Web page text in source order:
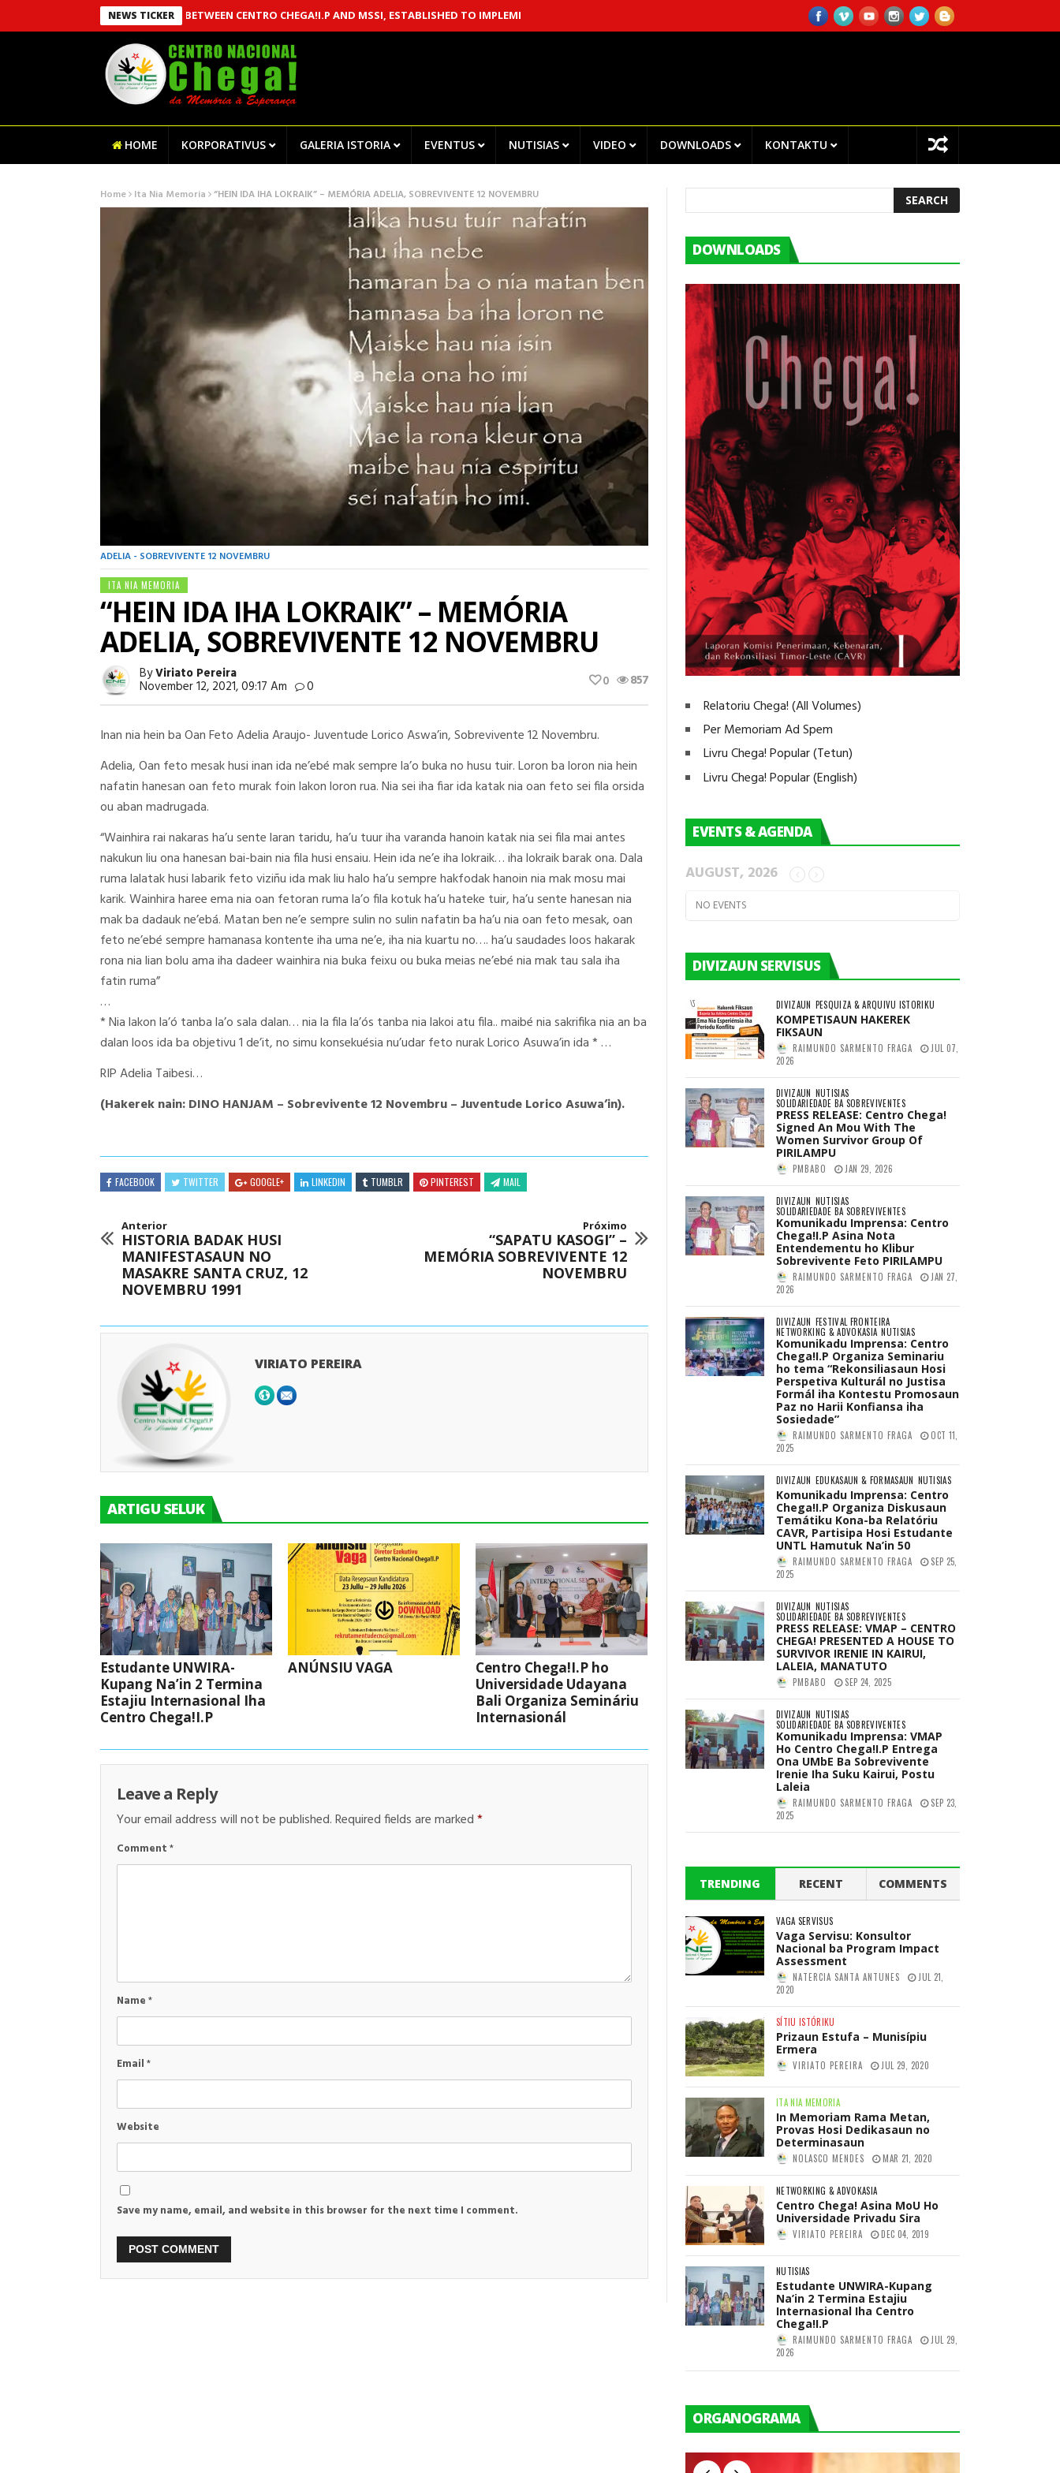
NEWS TICKER
AN MOU BETWEEN CENTRO CHEGA!I.P AND MSSI, ESTABLISHED TO IMPLEMENT THE CHEGA! RECOMMENDATIONS CENTRO CHEGA!I.P EMPLOYEES ATTENDED TRAINING ON INTERNAL
HOME KORPORATIVUS GALERIA ISTORIA EVENTUS NUTISIAS VIDEO DOWNLOADS KONTAKTU
Home Ita Nia Memoria “HEIN IDA IHA LOKRAIK” – MEMÓRIA ADELIA, SOBREVIVENTE 12 NOVEMBRU
ADELIA - SOBREVIVENTE 12 NOVEMBRU
ITA NIA MEMORIA
“HEIN IDA IHA LOKRAIK” – MEMÓRIA
ADELIA, SOBREVIVENTE 12 NOVEMBRU
ByViriato Pereira
November 12, 2021, 09:17 Am 0 857
0
Inan nia hein ba Oan Feto Adelia Araujo- Juventude Lorico Aswa’in, Sobrevivente 12 Novembru.
Adelia, Oan feto mesak husi inan ida ne’ebé mak sempre la’o buka no husu tuir. Loron ba loron nia hein
nafatin hanesan oan feto murak foin lakon loron rua. Nia sei iha fiar ida katak nia oan feto sei fila orsida
ou aban madrugada.
“Wainhira rai nakaras ha’u sente laran taridu, ha’u tuur iha varanda hanoin katak nia sei fila mai antes
nakukun liu ona hanesan bai-bain nia fila husi ensaiu. Hein ida ne’e iha lokraik… iha lokraik barak ona. Dala
ruma lalatak husi labarik feto viziñu ida mak liu halo ha’u sempre hakfodak hanoin nia mak mosu mai
karik. Wainhira haree ema nia oan fetoran ruma la’o fila kotuk ha’u hateke tuir, ha’u sente hanesan nia
mak ba dadauk ne’ebá. Matan ben ne’e sempre sulin no sulin nafatin ba ha’u nia oan feto mesak, oan
feto ne’ebé sempre hamanasa kontente iha uma ne’e, iha nia kuartu no…. ha’u saudades loos hakarak
rona nia lian bolu ama iha dadeer wainhira nia buka feixu ou buka meias ne’ebé nia mak tau sala iha
fatin ruma”
…
* Nia lakon la’ó tanba la’o sala dalan… nia la fila la’ós tanba nia lakoi atu fila.. maibé nia sakrifika nia an ba
dalan loos ida ba objetivu 1 de’it, no simu konsekuésia nu’udar feto nurak Lorico Asuwa’in ida * …
RIP Adelia Taibesi…
(Hakerek nain: DINO HANJAM – Sobrevivente 12 Novembru – Juventude Lorico Asuwa’in).
FACEBOOK TWITTER GOOGLE+ LINKEDIN TUMBLR PINTEREST MAIL
Anterior
HISTORIA BADAK HUSI
MANIFESTASAUN NO
MASAKRE SANTA CRUZ, 12
NOVEMBRU 1991
Próximo
“SAPATU KASOGI” –
MEMÓRIA SOBREVIVENTE 12
NOVEMBRU
VIRIATO PEREIRA
ARTIGU SELUK
Estudante UNWIRA-
Kupang Na’in 2 Termina
Estajiu Internasional Iha
Centro Chega!I.P
ANÚNSIU VAGA
Centro Chega!I.P ho
Universidade Udayana
Bali Organiza Semináriu
Internasionál
Leave a Reply
Your email address will not be published.Required fields are marked*
Comment*
Name*
Email*
Website
Save my name, email, and website in this browser for the next time I comment.
DOWNLOADS
Relatoriu Chega! (All Volumes)
Per Memoriam Ad Spem
Livru Chega! Popular (Tetun)
Livru Chega! Popular (English)
EVENTS & AGENDA
AUGUST, 2026
NO EVENTS
DIVIZAUN SERVISUS
DIVIZAUN PESQUIZA & ARQUIVU ISTORIKU
KOMPETISAUN HAKEREK
FIKSAUN
RAIMUNDO SARMENTO FRAGA
JUL 07,
2026
DIVIZAUN NUTISIAS
SOLIDARIEDADE BA SOBREVIVENTES
PRESS RELEASE: Centro Chega!
Signed An Mou With The
Women Survivor Group Of
PIRILAMPU
PMBABO JAN 29, 2026
DIVIZAUN NUTISIAS
SOLIDARIEDADE BA SOBREVIVENTES
Komunikadu Imprensa: Centro
Chega!I.P Asina Nota
Entendementu ho Klibur
Sobrevivente Feto PIRILAMPU
RAIMUNDO SARMENTO FRAGA
JAN 27,
2026
DIVIZAUN FESTIVAL FRONTEIRA
NETWORKING & ADVOKASIA NUTISIAS
Komunikadu Imprensa: Centro
Chega!I.P Organiza Seminariu
ho tema “Rekonsiliasaun Hosi
Perspetiva Kulturál no Justisa
Formál iha Kontestu Promosaun
Paz no Harii Konfiansa iha
Sosiedade”
RAIMUNDO SARMENTO FRAGA
OCT 11,
2025
DIVIZAUN EDUKASAUN & FORMASAUN NUTISIAS
Komunikadu Imprensa: Centro
Chega!I.P Organiza Diskusaun
Temátiku Kona-ba Relatóriu
CAVR, Partisipa Hosi Estudante
UNTL Hamutuk Na’in 50
RAIMUNDO SARMENTO FRAGA
SEP 25,
2025
DIVIZAUN NUTISIAS
SOLIDARIEDADE BA SOBREVIVENTES
PRESS RELEASE: VMAP – CENTRO
CHEGA! PRESENTED A HOUSE TO
SURVIVOR IRENIE IN KAIRUI,
LALEIA, MANATUTO
PMBABO SEP 24, 2025
DIVIZAUN NUTISIAS
SOLIDARIEDADE BA SOBREVIVENTES
Komunikadu Imprensa: VMAP
Ho Centro Chega!I.P Entrega
Ona UMbE Ba Sobrevivente
Irenie Iha Suku Kairui, Postu
Laleia
RAIMUNDO SARMENTO FRAGA
SEP 23,
2025
TRENDING RECENT COMMENTS
VAGA SERVISUS
Vaga Servisu: Konsultor
Nacional ba Program Impact
Assessment
NATERCIA SANTA ANTUNES
JUL 21,
2020
SÍTIU ISTÓRIKU
Prizaun Estufa – Munisípiu
Ermera
VIRIATO PEREIRA JUL 29, 2020
ITA NIA MEMORIA
In Memoriam Rama Metan,
Provas Hosi Dedikasaun no
Determinasaun
NOLASCO MENDES MAR 21, 2020
NETWORKING & ADVOKASIA
Centro Chega! Asina MoU Ho
Universidade Privadu Sira
VIRIATO PEREIRA DEC 04, 2019
NUTISIAS
Estudante UNWIRA-Kupang
Na’in 2 Termina Estajiu
Internasional Iha Centro
Chega!I.P
RAIMUNDO SARMENTO FRAGA
JUL 29,
2026
ORGANOGRAMA